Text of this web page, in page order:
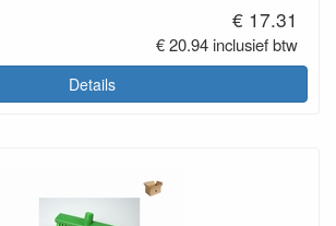
€ 17.31
€ 20.94 inclusief btw
Details